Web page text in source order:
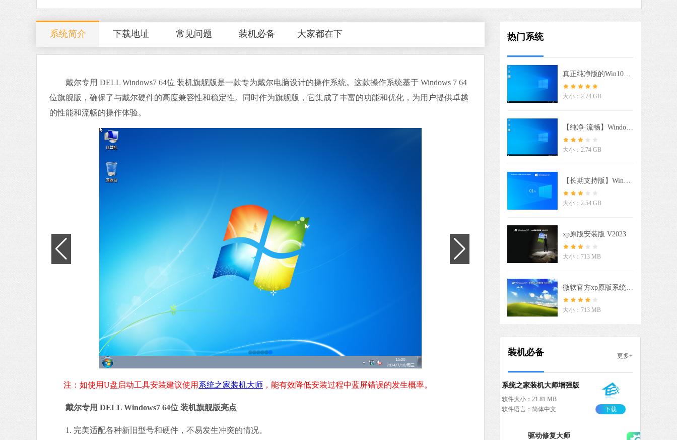
系统简介 下载地址 常见问题 装机必备 大家都在下
戴尔专用 DELL Windows7 64位 装机旗舰版是一款专为戴尔电脑设计的操作系统。这款操作系统基于 Windows 7 64
位旗舰版，确保了与戴尔硬件的高度兼容性和稳定性。同时作为旗舰版，它集成了丰富的功能和优化，为用户提供卓越
的性能和流畅的操作体验。
注：如使用U盘启动工具安装建议使用 系统之家装机大师 ，能有效降低安装过程中蓝屏错误的发生概率。
戴尔专用 DELL Windows7 64位 装机旗舰版亮点
1. 完美适配各种新旧型号和硬件，不易发生冲突的情况。
热门系统
大小：2.74 GB
大小：2.74 GB
大小：2.54 GB
xp原版安装版 V2023
大小：713 MB
大小：713 MB
装机必备 更多+
软件语言：简体中文
360安全卫士极速版
软件大小：88.66 MB
下载
MuMu模拟器
360极速浏览器X
软件大小：144.23 MB
软件语言：简体中文
Microsoft Edge浏览器
软件语言：简体中文
下载
系统之家装机大师增强版
软件大小：21.81 MB
软件语言：简体中文
下载
驱动修复大师